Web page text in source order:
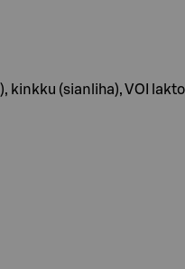
kinkku (sianliha), VOI